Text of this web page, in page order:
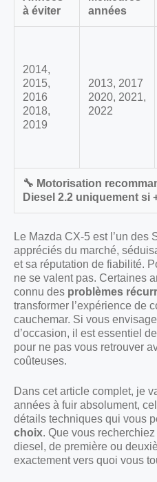
à éviter
années
2014,
2015,
2016
2018,
2019
2013, 2017
2020, 2021,
2022
🔧 Motorisation
Diesel 2.2 uniquement si
Le Mazda CX-5 est l’un des
appréciés du marché,
et sa réputation de fiabilité.
ne se valent pas. Certaines
connu des problèmes
transformer l’expérience de
cauchemar. Si vous
d’occasion, il est essentiel
pour ne pas vous retrouver
coûteuses.
Dans cet article complet, je
années à fuir absolument,
détails techniques qui vous
choix. Que vous
diesel, de première ou
exactement vers quoi vous